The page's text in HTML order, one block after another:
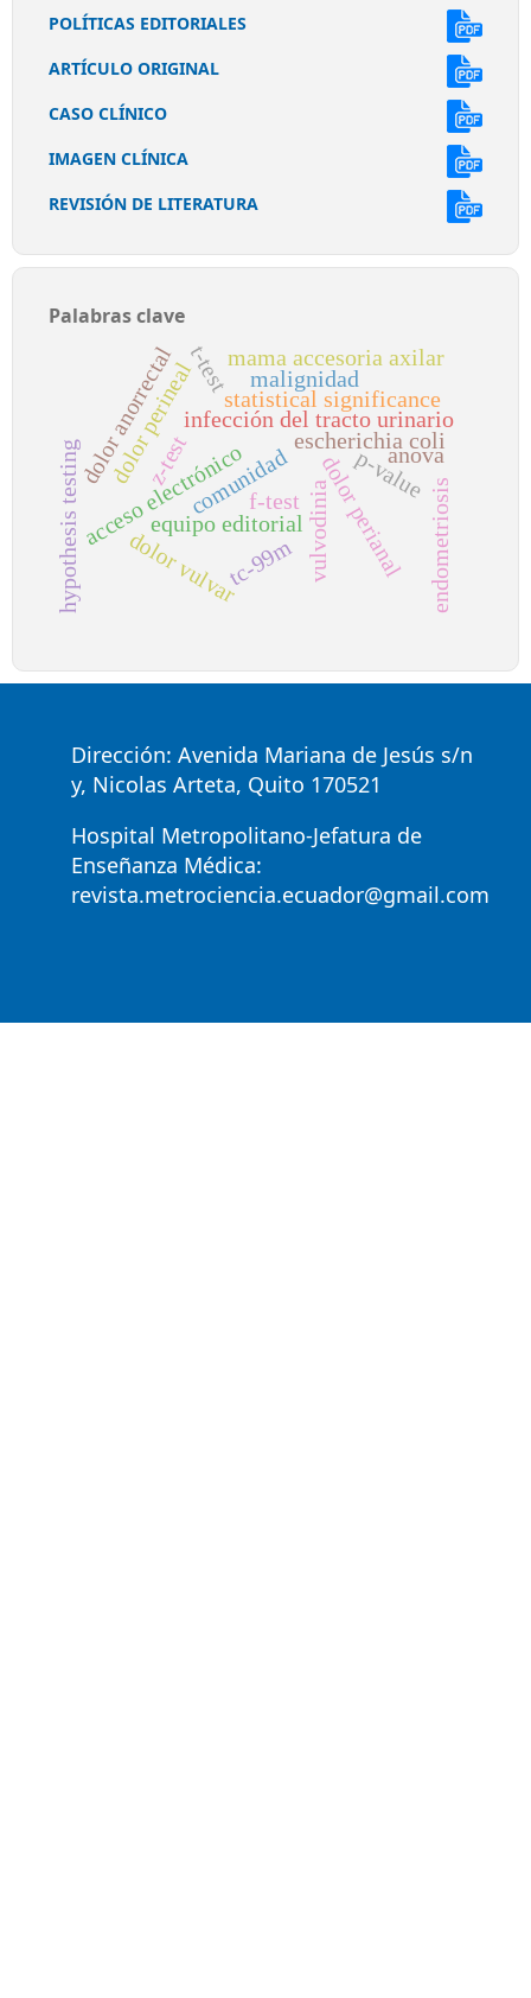
POLÍTICAS EDITORIALES
ARTÍCULO ORIGINAL
CASO CLÍNICO
IMAGEN CLÍNICA
REVISIÓN DE LITERATURA
Palabras clave
equipo editorial
acceso electrónico
infección del tracto urinario
comunidad
escherichia coli
dolor perineal
vulvodinia
dolor vulvar dolor perianal
dolor anorrectal
hypothesis testing p-value
statistical significance
z-test
t-test
anova
f-test
endometriosis
mama accesoria axilar
malignidad
tc-99m
Dirección: Avenida Mariana de Jesús s/n
y, Nicolas Arteta, Quito 170521
Hospital Metropolitano-Jefatura de
Enseñanza Médica:
revista.metrociencia.ecuador@gmail.com